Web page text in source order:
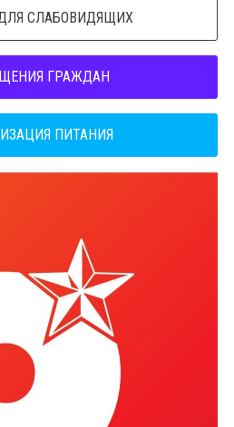
СЛАБОВИДЯЩИХ
ГРАЖДАН
ПИТАНИЯ